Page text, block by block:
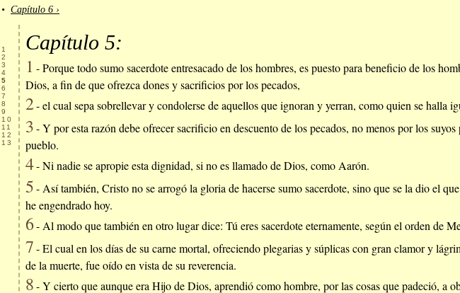
• Capítulo 6 ›
1
2
3
4
5
6
7
8
9
10
11
12
13
Capítulo 5:
1 - Porque todo sumo sacerdote entresacado de los hombres, es puesto para beneficio de los
Dios, a fin de que ofrezca dones y sacrificios por los pecados,
2- el cual sepa sobrellevar y condolerse de aquellos que ignoran y yerran, como quien se halla
3- Y por esta razón debe ofrecer sacrificio en descuento de los pecados, no menos por los
pueblo.
4- Ni nadie se apropie esta dignidad, si no es llamado de Dios, como Aarón.
5- Así también, Cristo no se arrogó la gloria de hacerse sumo sacerdote, sino que se la dio el
he engendrado hoy.
6- Al modo que también en otro lugar dice: Tú eres sacerdote eternamente, según el orden de
7- El cual en los días de su carne mortal, ofreciendo plegarias y súplicas con gran clamor y
de la muerte, fue oído en vista de su reverencia.
8- Y cierto que aunque era Hijo de Dios, aprendió como hombre, por las cosas que padeció, a